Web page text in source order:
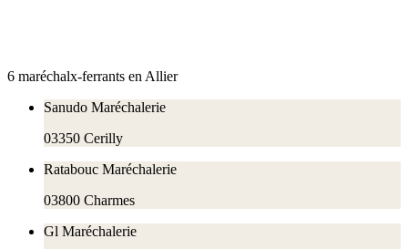
6 maréchalx-ferrants en Allier
Sanudo Maréchalerie
03350 Cerilly
Ratabouc Maréchalerie
03800 Charmes
Gl Maréchalerie